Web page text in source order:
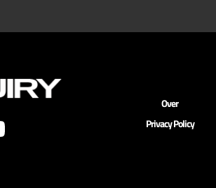
Over
Privacy Policy